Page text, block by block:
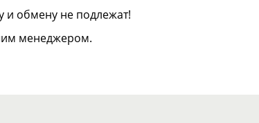
и обмену не подлежат!
менеджером.